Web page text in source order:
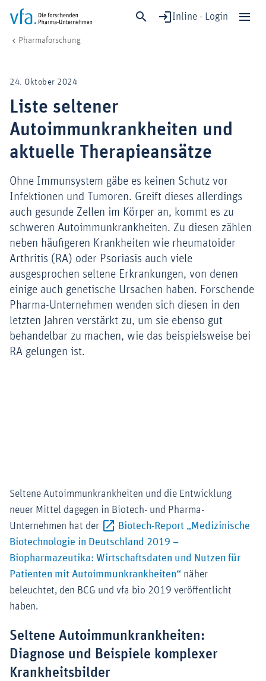
Inline - Login
Forschung & Entwicklung
Gesundheit & Versorgung
Wirtschaft & Standort
Digitalisierung & KI
Verband & Mitglieder
Mitglied werden!
Medien
Pharmaforschung
24. Oktober 2024
Liste seltener
Autoimmunkrankheiten und
aktuelle Therapieansätze
Ohne Immunsystem gäbe es keinen Schutz vor
Infektionen und Tumoren. Greift dieses allerdings
auch gesunde Zellen im Körper an, kommt es zu
schweren Autoimmunkrankheiten. Zu diesen zählen
neben häufigeren Krankheiten wie rheumatoider
Arthritis (RA) oder Psoriasis auch viele
ausgesprochen seltene Erkrankungen, von denen
einige auch genetische Ursachen haben. Forschende
Pharma-Unternehmen wenden sich diesen in den
letzten Jahren verstärkt zu, um sie ebenso gut
behandelbar zu machen, wie das beispielsweise bei
RA gelungen ist.
Seltene Autoimmunkrankheiten und die Entwicklung
neuer Mittel dagegen in Biotech- und Pharma-
Unternehmen hat der
Biotech-Report „Medizinische
Biotechnologie in Deutschland 2019 –
Biopharmazeutika: Wirtschaftsdaten und Nutzen für
Patienten mit Autoimmunkrankheiten“ Externer-Link
näher
beleuchtet, den BCG und vfa bio 2019 veröffentlicht
haben.
Seltene Autoimmunkrankheiten:
Diagnose und Beispiele komplexer
Krankheitsbilder